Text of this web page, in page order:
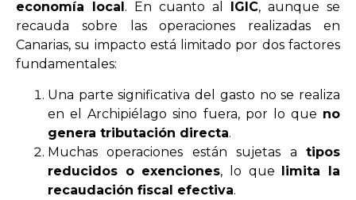
economía local . En cuanto al IGIC, aunque se
recauda sobre las operaciones realizadas en
Canarias, su impacto está limitado por dos factores
fundamentales:
Una parte significativa del gasto no se realiza
en el Archipiélago sino fuera, por lo que no
genera tributación directa.
Muchas operaciones están sujetas a tipos
reducidos o exenciones, lo que limita la
recaudación fiscal efectiva.